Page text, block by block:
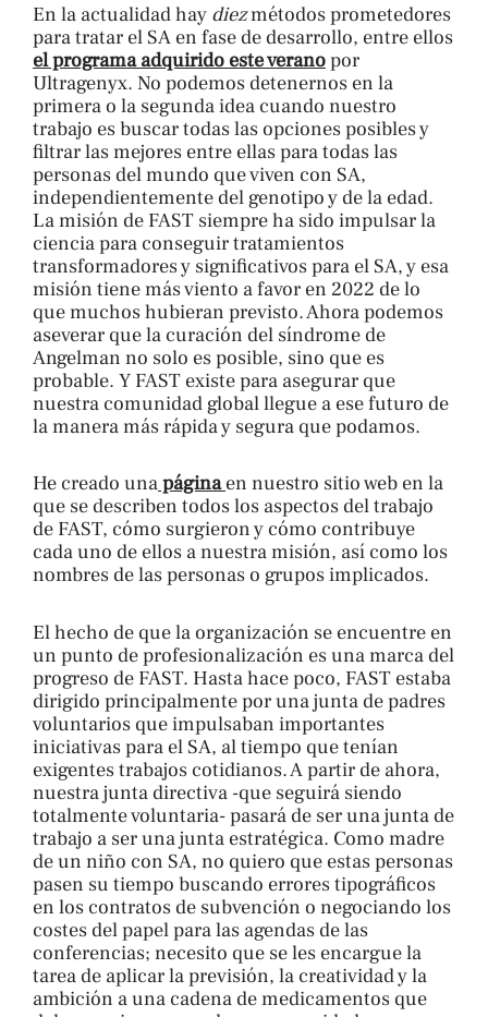
En la actualidad hay diezmétodos prometedores
para tratar el SA en fase de desarrollo, entre ellos
el programa adquirido este verano por
Ultragenyx. No podemos detenernos en la
primera o la segunda idea cuando nuestro
trabajo es buscar todas las opciones posibles y
filtrar las mejores entre ellas para todas las
personas del mundo que viven con SA,
independientemente del genotipo y de la edad.
La misión de FAST siempre ha sido impulsar la
ciencia para conseguir tratamientos
transformadores y significativos para el SA, y esa
misión tiene más viento a favor en 2022 de lo
que muchos hubieran previsto. Ahora podemos
aseverar que la curación del síndrome de
Angelman no solo es posible, sino que es
probable. Y FAST existe para asegurar que
nuestra comunidad global llegue a ese futuro de
la manera más rápida y segura que podamos.
He creado unapáginaen nuestro sitio web en la
que se describen todos los aspectos del trabajo
de FAST, cómo surgieron y cómo contribuye
cada uno de ellos a nuestra misión, así como los
nombres de las personas o grupos implicados.
El hecho de que la organización se encuentre en
un punto de profesionalización es una marca del
progreso de FAST. Hasta hace poco, FAST estaba
dirigido principalmente por una junta de padres
voluntarios que impulsaban importantes
iniciativas para el SA, al tiempo que tenían
exigentes trabajos cotidianos. A partir de ahora,
nuestra junta directiva -que seguirá siendo
totalmente voluntaria- pasará de ser una junta de
trabajo a ser una junta estratégica. Como madre
de un niño con SA, no quiero que estas personas
pasen su tiempo buscando errores tipográficos
en los contratos de subvención o negociando los
costes del papel para las agendas de las
conferencias; necesito que se les encargue la
tarea de aplicar la previsión, la creatividad y la
ambición a una cadena de medicamentos que